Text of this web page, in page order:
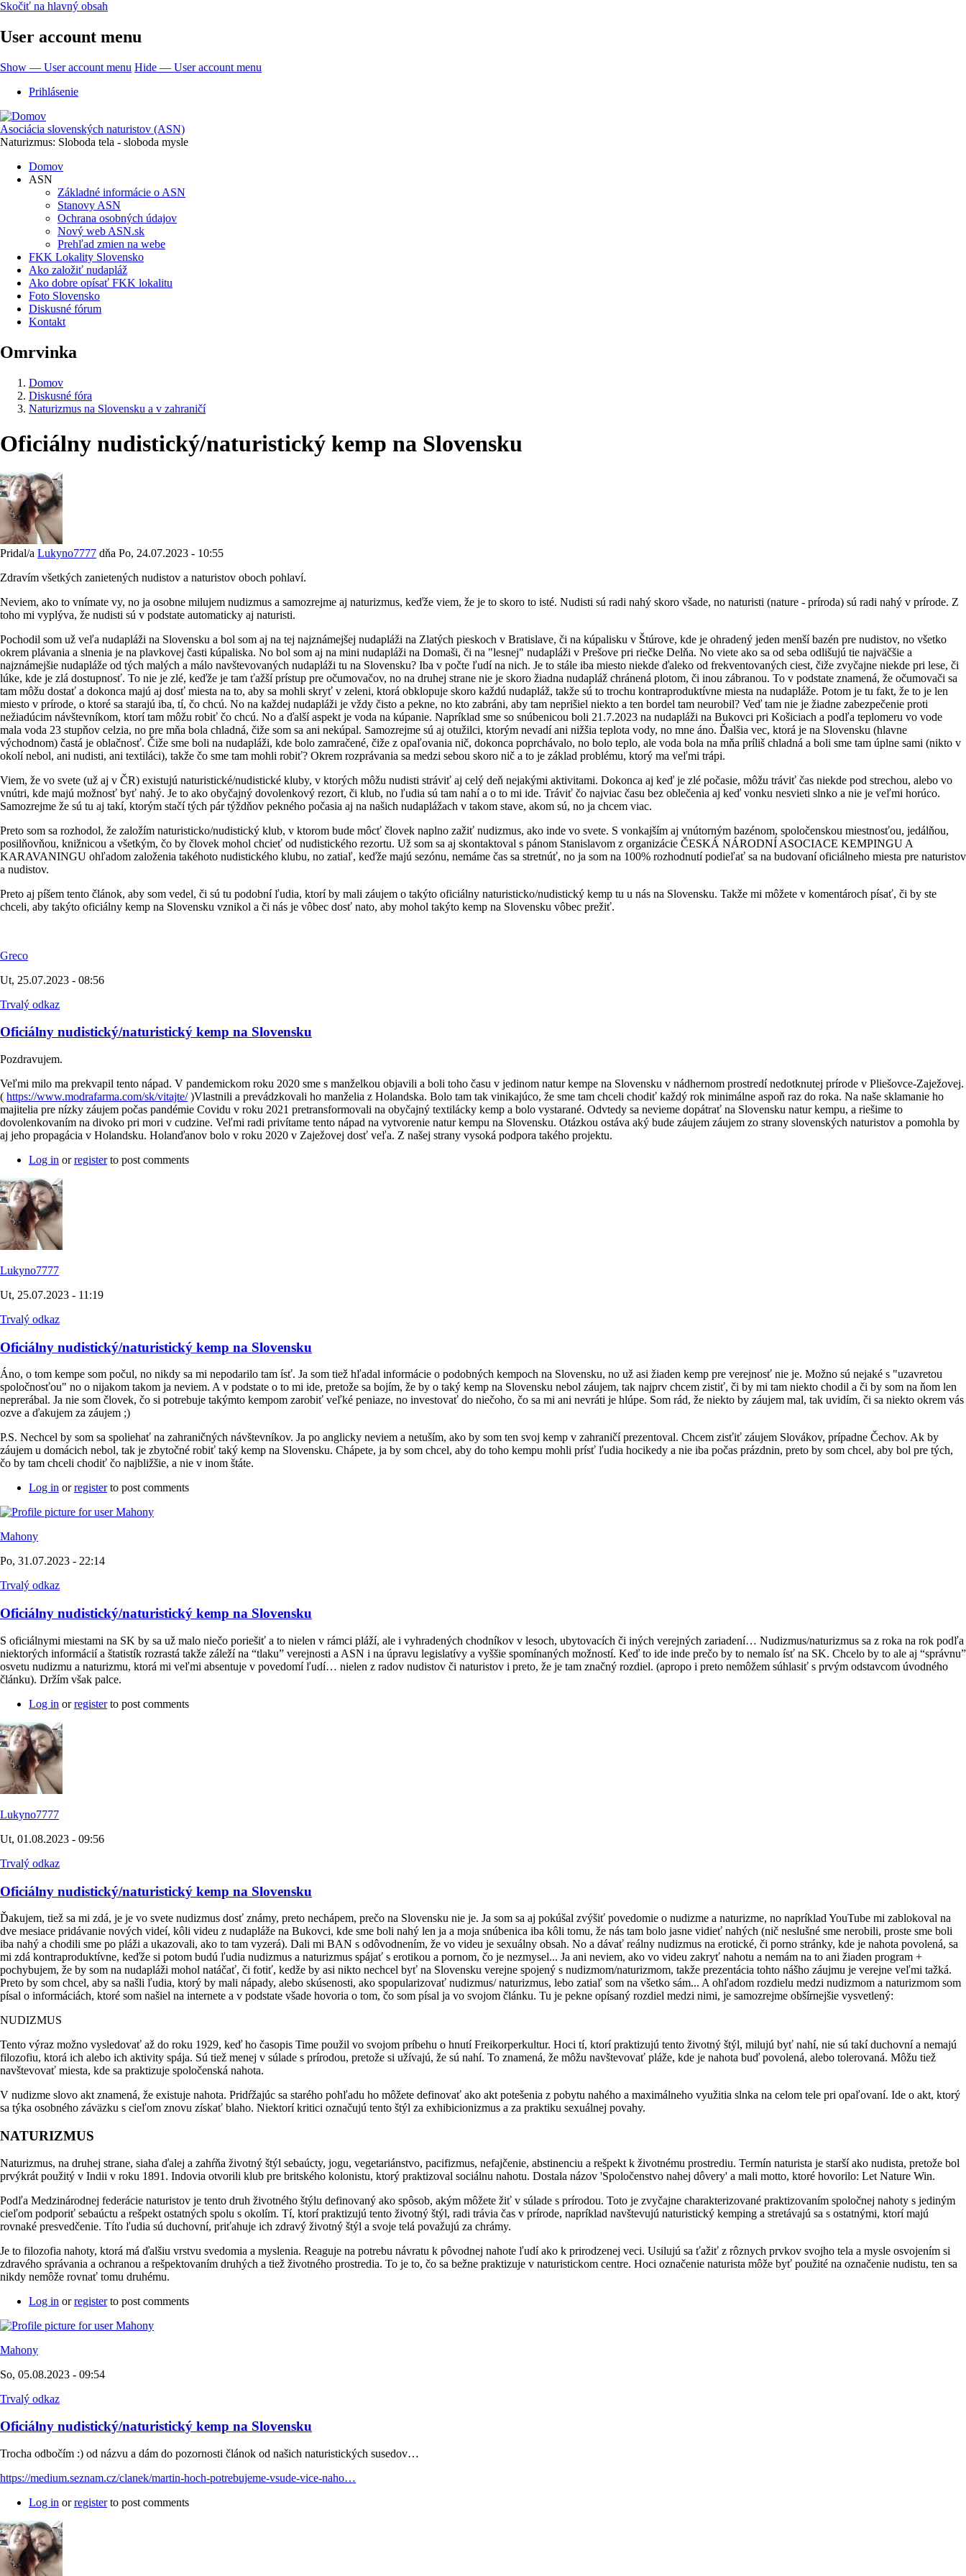
Skočiť na hlavný obsah
User account menu
Show — User account menu Hide — User account menu
Prihlásenie
Asociácia slovenských naturistov (ASN)
Naturizmus: Sloboda tela - sloboda mysle
Domov
ASN
Základné informácie o ASN
Stanovy ASN
Ochrana osobných údajov
Nový web ASN.sk
Prehľad zmien na webe
FKK Lokality Slovensko
Ako založiť nudapláž
Ako dobre opísať FKK lokalitu
Foto Slovensko
Diskusné fórum
Kontakt
Omrvinka
Domov
Diskusné fóra
Naturizmus na Slovensku a v zahraničí
Oficiálny nudistický/naturistický kemp na Slovensku
Pridal/a Lukyno7777 dňa Po, 24.07.2023 - 10:55
Zdravím všetkých zanietených nudistov a naturistov oboch pohlaví.
Neviem, ako to vnímate vy, no ja osobne milujem nudizmus a samozrejme aj naturizmus, keďže viem, že je to skoro to isté. Nudisti sú radi nahý skoro všade, no naturisti (nature - príroda) sú radi nahý v prírode. Z
toho mi vyplýva, že nudisti sú v podstate automaticky aj naturisti.
Pochodil som už veľa nudapláži na Slovensku a bol som aj na tej najznámejšej nudapláži na Zlatých pieskoch v Bratislave, či na kúpalisku v Štúrove, kde je ohradený jeden menší bazén pre nudistov, no všetko
okrem plávania a slnenia je na plavkovej časti kúpaliska. No bol som aj na mini nudapláži na Domaši, či na "lesnej" nudapláži v Prešove pri riečke Delňa. No viete ako sa od seba odlišujú tie najväčšie a
najznámejšie nudapláže od tých malých a málo navštevovaných nudapláži tu na Slovensku? Iba v počte ľudí na nich. Je to stále iba miesto niekde ďaleko od frekventovaných ciest, čiže zvyčajne niekde pri lese, či
lúke, kde je zlá dostupnosť. To nie je zlé, keďže je tam ťažší prístup pre očumovačov, no na druhej strane nie je skoro žiadna nudapláž chránená plotom, či inou zábranou. To v podstate znamená, že očumovači sa
tam môžu dostať a dokonca majú aj dosť miesta na to, aby sa mohli skryť v zeleni, ktorá obklopuje skoro každú nudapláž, takže sú to trochu kontraproduktívne miesta na nudapláže. Potom je tu fakt, že to je len
miesto v prírode, o ktoré sa starajú iba, tí, čo chcú. No na každej nudapláži je vždy čisto a pekne, no kto zabráni, aby tam neprišiel niekto a ten bordel tam neurobil? Veď tam nie je žiadne zabezpečenie proti
nežiadúcim návštevníkom, ktorí tam môžu robiť čo chcú. No a ďalší aspekt je voda na kúpanie. Napríklad sme so snúbenicou boli 21.7.2023 na nudapláži na Bukovci pri Košiciach a podľa teplomeru vo vode
mala voda 23 stupňov celzia, no pre mňa bola chladná, čiže som sa ani nekúpal. Samozrejme sú aj otužilci, ktorým nevadí ani nižšia teplota vody, no mne áno. Ďalšia vec, ktorá je na Slovensku (hlavne
východnom) častá je oblačnosť. Čiže sme boli na nudapláži, kde bolo zamračené, čiže z opaľovania nič, dokonca poprchávalo, no bolo teplo, ale voda bola na mňa príliš chladná a boli sme tam úplne sami (nikto v
okolí nebol, ani nudisti, ani textiláci), takže čo sme tam mohli robiť? Okrem rozprávania sa medzi sebou skoro nič a to je základ problému, ktorý ma veľmi trápi.
Viem, že vo svete (už aj v ČR) existujú naturistické/nudistické kluby, v ktorých môžu nudisti stráviť aj celý deň nejakými aktivitami. Dokonca aj keď je zlé počasie, môžu tráviť čas niekde pod strechou, alebo vo
vnútri, kde majú možnosť byť nahý. Je to ako obyčajný dovolenkový rezort, či klub, no ľudia sú tam nahí a o to mi ide. Tráviť čo najviac času bez oblečenia aj keď vonku nesvieti slnko a nie je veľmi horúco.
Samozrejme že sú tu aj takí, ktorým stačí tých pár týždňov pekného počasia aj na našich nudaplážach v takom stave, akom sú, no ja chcem viac.
Preto som sa rozhodol, že založím naturisticko/nudistický klub, v ktorom bude môcť človek naplno zažiť nudizmus, ako inde vo svete. S vonkajším aj vnútorným bazénom, spoločenskou miestnosťou, jedálňou,
posilňovňou, knižnicou a všetkým, čo by človek mohol chcieť od nudistického rezortu. Už som sa aj skontaktoval s pánom Stanislavom z organizácie ČESKÁ NÁRODNÍ ASOCIACE KEMPINGU A
KARAVANINGU ohľadom založenia takéhoto nudistického klubu, no zatiaľ, keďže majú sezónu, nemáme čas sa stretnúť, no ja som na 100% rozhodnutí podieľať sa na budovaní oficiálneho miesta pre naturistov
a nudistov.
Preto aj píšem tento článok, aby som vedel, či sú tu podobní ľudia, ktorí by mali záujem o takýto oficiálny naturisticko/nudistický kemp tu u nás na Slovensku. Takže mi môžete v komentároch písať, či by ste
chceli, aby takýto oficiálny kemp na Slovensku vznikol a či nás je vôbec dosť nato, aby mohol takýto kemp na Slovensku vôbec prežiť.
Greco
Ut, 25.07.2023 - 08:56
Trvalý odkaz
Oficiálny nudistický/naturistický kemp na Slovensku
Pozdravujem.
Veľmi milo ma prekvapil tento nápad. V pandemickom roku 2020 sme s manželkou objavili a boli toho času v jedinom natur kempe na Slovensku v nádhernom prostredí nedotknutej prírode v Pliešovce-Zaježovej.
( https://www.modrafarma.com/sk/vitajte/)Vlastnili a prevádzkovali ho manželia z Holandska. Bolo tam tak vinikajúco, že sme tam chceli chodiť každý rok minimálne aspoň raz do roka. Na naše sklamanie ho
majitelia pre nízky záujem počas pandémie Covidu v roku 2021 pretransformovali na obyčajný textilácky kemp a bolo vystarané. Odvtedy sa nevieme dopátrať na Slovensku natur kempu, a riešime to
dovolenkovaním na divoko pri mori v cudzine. Veľmi radi privítame tento nápad na vytvorenie natur kempu na Slovensku. Otázkou ostáva aký bude záujem záujem zo strany slovenských naturistov a pomohla by
aj jeho propagácia v Holandsku. Holanďanov bolo v roku 2020 v Zaježovej dosť veľa. Z našej strany vysoká podpora takého projektu.
Log in orregisterto post comments
Lukyno7777
Ut, 25.07.2023 - 11:19
Trvalý odkaz
Oficiálny nudistický/naturistický kemp na Slovensku
Áno, o tom kempe som počul, no nikdy sa mi nepodarilo tam ísť. Ja som tiež hľadal informácie o podobných kempoch na Slovensku, no už asi žiaden kemp pre verejnosť nie je. Možno sú nejaké s "uzavretou
spoločnosťou" no o nijakom takom ja neviem. A v podstate o to mi ide, pretože sa bojím, že by o taký kemp na Slovensku nebol záujem, tak najprv chcem zistiť, či by mi tam niekto chodil a či by som na ňom len
neprerábal. Ja nie som človek, čo si potrebuje takýmto kempom zarobiť veľké peniaze, no investovať do niečoho, čo sa mi ani nevráti je hlúpe. Som rád, že niekto by záujem mal, tak uvidím, či sa niekto okrem vás
ozve a ďakujem za záujem ;)
P.S. Nechcel by som sa spoliehať na zahraničných návštevníkov. Ja po anglicky neviem a netuším, ako by som ten svoj kemp v zahraničí prezentoval. Chcem zisťiť záujem Slovákov, prípadne Čechov. Ak by
záujem u domácich nebol, tak je zbytočné robiť taký kemp na Slovensku. Chápete, ja by som chcel, aby do toho kempu mohli prísť ľudia hocikedy a nie iba počas prázdnin, preto by som chcel, aby bol pre tých,
čo by tam chceli chodiť čo najbližšie, a nie v inom štáte.
Log in orregisterto post comments
Mahony
Po, 31.07.2023 - 22:14
Trvalý odkaz
Oficiálny nudistický/naturistický kemp na Slovensku
S oficiálnymi miestami na SK by sa už malo niečo poriešiť a to nielen v rámci pláží, ale i vyhradených chodníkov v lesoch, ubytovacích či iných verejných zariadení… Nudizmus/naturizmus sa z roka na rok podľa
niektorých informácií a štatistík rozrastá takže záleží na “tlaku” verejnosti a ASN i na úpravu legislatívy a vyššie spomínaných možností. Keď to ide inde prečo by to nemalo ísť na SK. Chcelo by to ale aj “správnu”
osvetu nudizmu a naturizmu, ktorá mi veľmi absentuje v povedomí ľudí… nielen z radov nudistov či naturistov i preto, že je tam značný rozdiel. (apropo i preto nemôžem súhlasiť s prvým odstavcom úvodného
článku). Držím však palce.
Log in orregisterto post comments
Lukyno7777
Ut, 01.08.2023 - 09:56
Trvalý odkaz
Oficiálny nudistický/naturistický kemp na Slovensku
Ďakujem, tiež sa mi zdá, je je vo svete nudizmus dosť známy, preto nechápem, prečo na Slovensku nie je. Ja som sa aj pokúšal zvýšiť povedomie o nudizme a naturizme, no napríklad YouTube mi zablokoval na
dve mesiace pridávanie nových videí, kôli videu z nudapláže na Bukovci, kde sme boli nahý len ja a moja snúbenica iba kôli tomu, že nás tam bolo jasne vidieť nahých (nič neslušné sme nerobili, proste sme boli
iba nahý a chodili sme po pláži a ukazovali, ako to tam vyzerá). Dali mi BAN s odôvodnením, že vo videu je sexuálny obsah. No a dávať reálny nudizmus na erotické, či porno stránky, kde je nahota povolená, sa
mi zdá kontraproduktívne, keďže si potom budú ľudia nudizmus a naturizmus spájať s erotikou a pornom, čo je nezmysel... Ja ani neviem, ako vo videu zakryť nahotu a nemám na to ani žiaden program +
pochybujem, že by som na nudapláži mohol natáčať, či fotiť, kedže by asi nikto nechcel byť na Slovensku verejne spojený s nudizmom/naturizmom, takže prezentácia tohto nášho záujmu je verejne veľmi tažká.
Preto by som chcel, aby sa našli ľudia, ktorý by mali nápady, alebo skúsenosti, ako spopularizovať nudizmus/ naturizmus, lebo zatiaľ som na všetko sám... A ohľadom rozdielu medzi nudizmom a naturizmom som
písal o informáciách, ktoré som našiel na internete a v podstate všade hovoria o tom, čo som písal ja vo svojom článku. Tu je pekne opísaný rozdiel medzi nimi, je samozrejme obšírnejšie vysvetlený:
NUDIZMUS
Tento výraz možno vysledovať až do roku 1929, keď ho časopis Time použil vo svojom príbehu o hnutí Freikorperkultur. Hoci tí, ktorí praktizujú tento životný štýl, milujú byť nahí, nie sú takí duchovní a nemajú
filozofiu, ktorá ich alebo ich aktivity spája. Sú tiež menej v súlade s prírodou, pretože si užívajú, že sú nahí. To znamená, že môžu navštevovať pláže, kde je nahota buď povolená, alebo tolerovaná. Môžu tiež
navštevovať miesta, kde sa praktizuje spoločenská nahota.
V nudizme slovo akt znamená, že existuje nahota. Pridŕžajúc sa starého pohľadu ho môžete definovať ako akt potešenia z pobytu nahého a maximálneho využitia slnka na celom tele pri opaľovaní. Ide o akt, ktorý
sa týka osobného záväzku s cieľom znovu získať blaho. Niektorí kritici označujú tento štýl za exhibicionizmus a za praktiku sexuálnej povahy.
NATURIZMUS
Naturizmus, na druhej strane, siaha ďalej a zahŕňa životný štýl sebaúcty, jogu, vegetariánstvo, pacifizmus, nefajčenie, abstinenciu a rešpekt k životnému prostrediu. Termín naturista je starší ako nudista, pretože bol
prvýkrát použitý v Indii v roku 1891. Indovia otvorili klub pre britského kolonistu, ktorý praktizoval sociálnu nahotu. Dostala názov 'Spoločenstvo nahej dôvery' a mali motto, ktoré hovorilo: Let Nature Win.
Podľa Medzinárodnej federácie naturistov je tento druh životného štýlu definovaný ako spôsob, akým môžete žiť v súlade s prírodou. Toto je zvyčajne charakterizované praktizovaním spoločnej nahoty s jediným
cieľom podporiť sebaúctu a rešpekt ostatných spolu s okolím. Tí, ktorí praktizujú tento životný štýl, radi trávia čas v prírode, napríklad navštevujú naturistický kemping a stretávajú sa s ostatnými, ktorí majú
rovnaké presvedčenie. Títo ľudia sú duchovní, priťahuje ich zdravý životný štýl a svoje telá považujú za chrámy.
Je to filozofia nahoty, ktorá má ďalšiu vrstvu svedomia a myslenia. Reaguje na potrebu návratu k pôvodnej nahote ľudí ako k prirodzenej veci. Usilujú sa ťažiť z rôznych prvkov svojho tela a mysle osvojením si
zdravého správania a ochranou a rešpektovaním druhých a tiež životného prostredia. To je to, čo sa bežne praktizuje v naturistickom centre. Hoci označenie naturista môže byť použité na označenie nudistu, ten sa
nikdy nemôže rovnať tomu druhému.
Log in orregisterto post comments
Mahony
So, 05.08.2023 - 09:54
Trvalý odkaz
Oficiálny nudistický/naturistický kemp na Slovensku
Trocha odbočím :) od názvu a dám do pozornosti článok od našich naturistických susedov…
https://medium.seznam.cz/clanek/martin-hoch-potrebujeme-vsude-vice-naho…
Log in orregisterto post comments